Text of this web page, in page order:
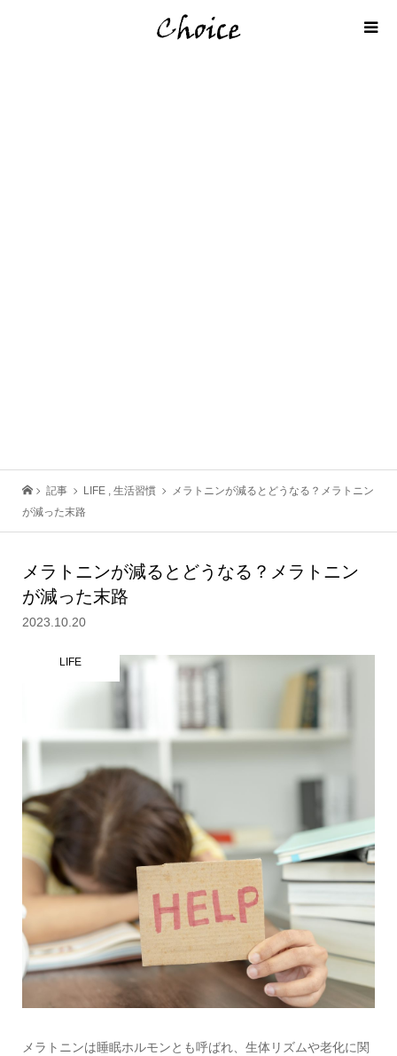
記事 LIFE , 生活習慣
メラトニンが減るとどうなる？メラトニン
が減った末路
メラトニンが減るとどうなる？メラトニン
が減った末路
2023.10.20
LIFE
メラトニンは睡眠ホルモンとも呼ばれ、生体リズムや老化に関